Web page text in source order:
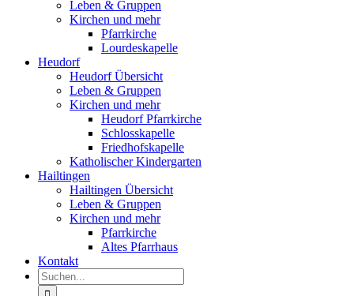
Leben & Gruppen
Kirchen und mehr
Pfarrkirche
Lourdeskapelle
Heudorf
Heudorf Übersicht
Leben & Gruppen
Kirchen und mehr
Heudorf Pfarrkirche
Schlosskapelle
Friedhofskapelle
Katholischer Kindergarten
Hailtingen
Hailtingen Übersicht
Leben & Gruppen
Kirchen und mehr
Pfarrkirche
Altes Pfarrhaus
Kontakt
Suche
nach: